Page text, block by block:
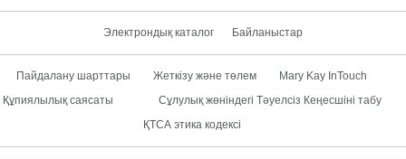
Электрондық каталог Байланыстар
Пайдалану шарттары Жеткізу және төлем
Mary Kay InTouch
Құпиялылық саясаты
Сұлулық жөніндегі Тәуелсіз Кеңесшіні табу
ҚТСА этика кодексі